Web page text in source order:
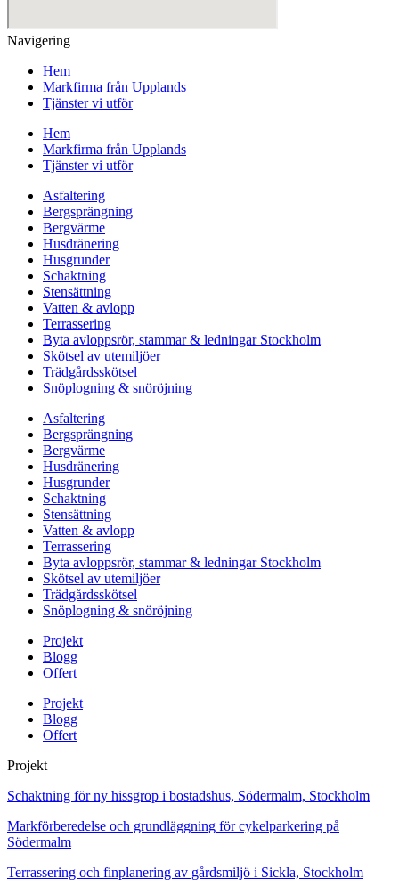
Navigering
Hem
Markfirma från Upplands
Tjänster vi utför
Hem
Markfirma från Upplands
Tjänster vi utför
Asfaltering
Bergsprängning
Bergvärme
Husdränering
Husgrunder
Schaktning
Stensättning
Vatten & avlopp
Terrassering
Byta avloppsrör, stammar & ledningar Stockholm
Skötsel av utemiljöer
Trädgårdsskötsel
Snöplogning & snöröjning
Asfaltering
Bergsprängning
Bergvärme
Husdränering
Husgrunder
Schaktning
Stensättning
Vatten & avlopp
Terrassering
Byta avloppsrör, stammar & ledningar Stockholm
Skötsel av utemiljöer
Trädgårdsskötsel
Snöplogning & snöröjning
Projekt
Blogg
Offert
Projekt
Blogg
Offert
Projekt
Schaktning för ny hissgrop i bostadshus, Södermalm, Stockholm
Markförberedelse och grundläggning för cykelparkering på
Södermalm
Terrassering och finplanering av gårdsmiljö i Sickla, Stockholm